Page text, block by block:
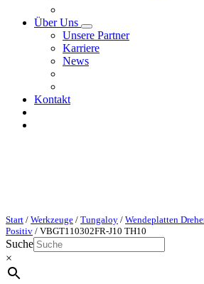
Über Uns
Unsere Partner
Karriere
News
Kontakt
Start / Werkzeuge / Tungaloy / Wendeplatten
Positiv / VBGT110302FR-J10 TH10
Suche
×